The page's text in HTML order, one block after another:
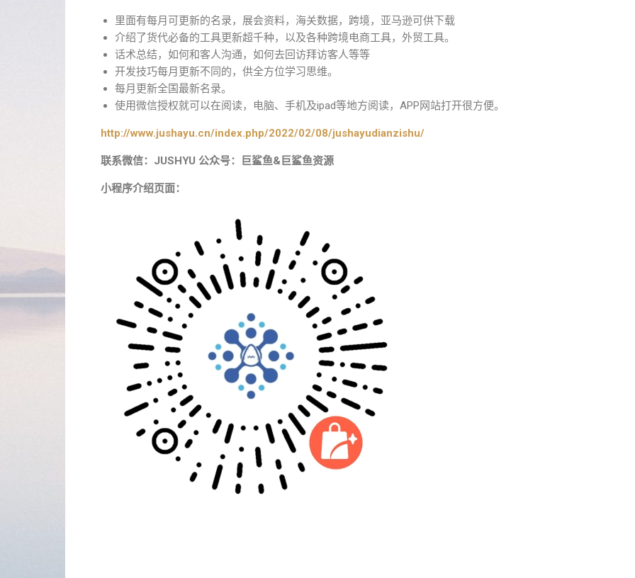
里面有每月可更新的名录，展会资料，海关数据，跨境，亚马逊可供下载
介绍了货代必备的工具更新超千种，以及各种跨境电商工具，外贸工具。
话术总结，如何和客人沟通，如何去回访拜访客人等等
开发技巧每月更新不同的，供全方位学习思维。
每月更新全国最新名录。
使用微信授权就可以在阅读，电脑、手机及ipad等地方阅读，APP网站打开很方便。
http://www.jushayu.cn/index.php/2022/02/08/jushayudianzishu/
联系微信：JUSHYU 公众号：巨鲨鱼&巨鲨鱼资源
小程序介绍页面：